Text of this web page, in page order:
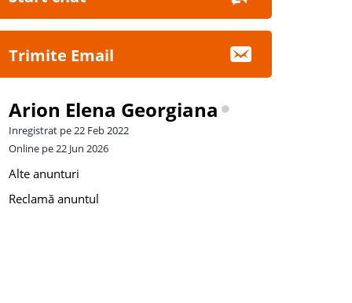
Trimite Email
Arion Elena Georgiana
Inregistrat pe 22 Feb 2022
Online pe 22 Jun 2026
Alte anunturi
Reclamă anuntul